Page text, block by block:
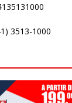
3513-1000